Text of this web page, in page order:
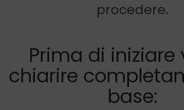
procedere.
Prima di iniziare
chiarire
base: